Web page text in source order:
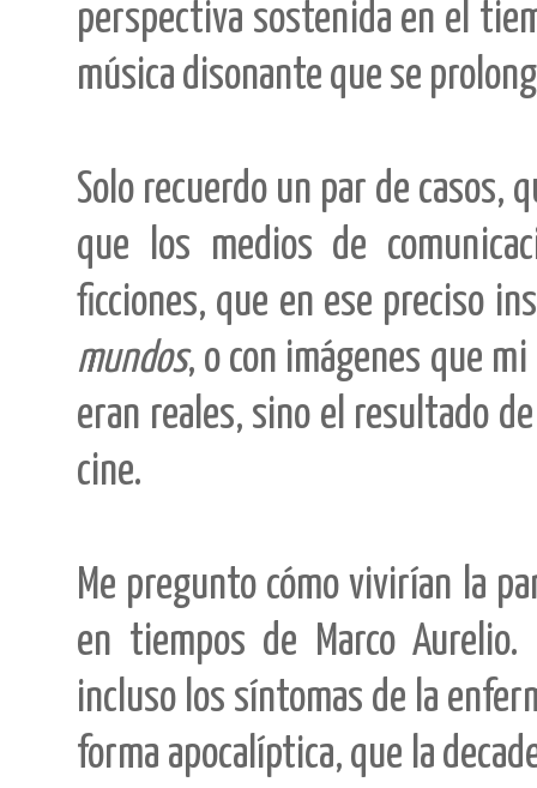
perspectiva sostenida en el
música disonante que se
Solo recuerdo un par de casos,
que los medios de
ficciones, que en ese preciso
mundos, o con imágenes que
eran reales, sino el resultado
cine.
Me pregunto cómo vivirían la
en tiempos de Marco
incluso los síntomas de la
forma apocalíptica, que la